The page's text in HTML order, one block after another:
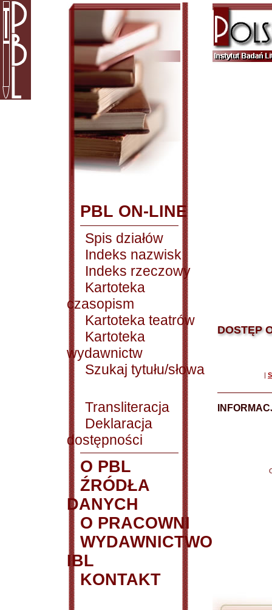
PBL ON-LINE
Spis działów
Indeks nazwisk
Indeks rzeczowy
Kartoteka
czasopism
Kartoteka teatrów
Kartoteka
wydawnictw
Szukaj tytułu/słowa
Transliteracja
Deklaracja
dostępności
O PBL
ŹRÓDŁA
DANYCH
O PRACOWNI
WYDAWNICTWO
IBL
KONTAKT
DOSTĘP
|